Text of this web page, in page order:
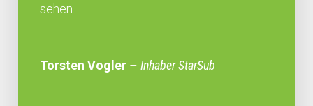
sehen.
Torsten Vogler –Inhaber StarSub